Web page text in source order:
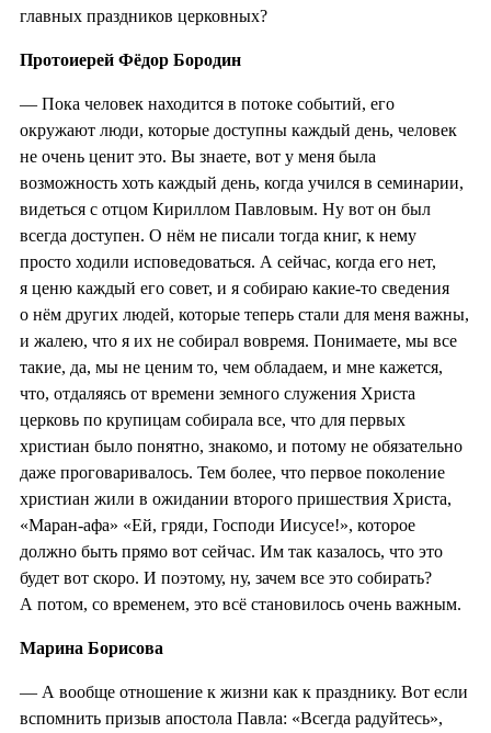
главных праздников церковных?
Протоиерей Фёдор Бородин
— Пока человек находится в потоке событий, его
окружают люди, которые доступны каждый день, человек
не очень ценит это. Вы знаете, вот у меня была
возможность хоть каждый день, когда учился в семинарии,
видеться с отцом Кириллом Павловым. Ну вот он был
всегда доступен. О нём не писали тогда книг, к нему
просто ходили исповедоваться. А сейчас, когда его нет,
я ценю каждый его совет, и я собираю какие-то сведения
о нём других людей, которые теперь стали для меня важны,
и жалею, что я их не собирал вовремя. Понимаете, мы все
такие, да, мы не ценим то, чем обладаем, и мне кажется,
что, отдаляясь от времени земного служения Христа
церковь по крупицам собирала все, что для первых
христиан было понятно, знакомо, и потому не обязательно
даже проговаривалось. Тем более, что первое поколение
христиан жили в ожидании второго пришествия Христа,
«Маран-афа» «Ей, гряди, Господи Иисусе!», которое
должно быть прямо вот сейчас. Им так казалось, что это
будет вот скоро. И поэтому, ну, зачем все это собирать?
А потом, со временем, это всё становилось очень важным.
Марина Борисова
— А вообще отношение к жизни как к празднику. Вот если
вспомнить призыв апостола Павла: «Всегда радуйтесь»,